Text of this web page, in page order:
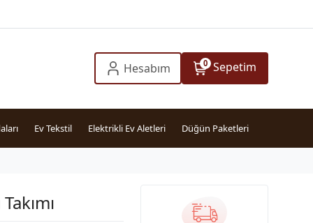
Hesabım 0 Sepetim
Ev Tekstil Elektrikli Ev Aletleri Düğün Paketleri